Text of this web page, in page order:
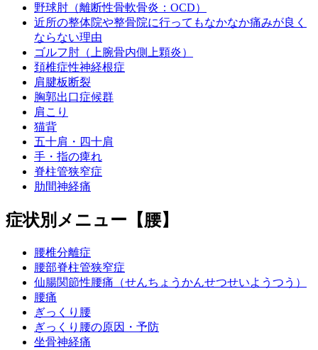
野球肘（離断性骨軟骨炎：OCD）
近所の整体院や整骨院に行ってもなかなか痛みが良く
ならない理由
ゴルフ肘（上腕骨内側上顆炎）
頚椎症性神経根症
肩腱板断裂
胸郭出口症候群
肩こり
猫背
五十肩・四十肩
手・指の痺れ
脊柱管狭窄症
肋間神経痛
症状別メニュー【腰】
腰椎分離症
腰部脊柱管狭窄症
仙腸関節性腰痛（せんちょうかんせつせいようつう）
腰痛
ぎっくり腰
ぎっくり腰の原因・予防
坐骨神経痛